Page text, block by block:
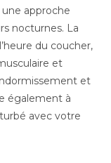
approche
nocturnes. La
du coucher,
et
et
également à
avec votre